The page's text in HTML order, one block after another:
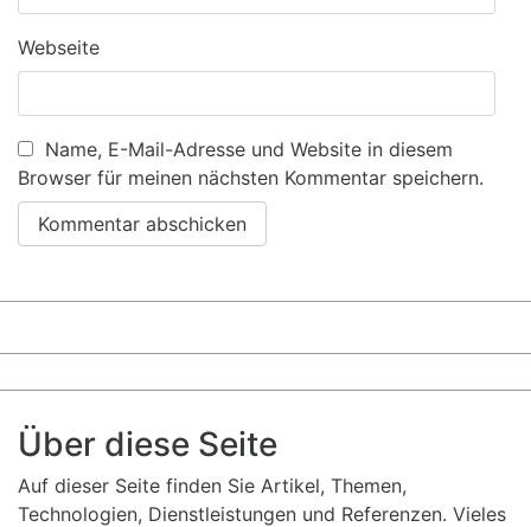
Webseite
Name, E-Mail-Adresse und Website in diesem
Browser für meinen nächsten Kommentar speichern.
Über diese Seite
Auf dieser Seite finden Sie Artikel, Themen,
Technologien, Dienstleistungen und Referenzen. Vieles